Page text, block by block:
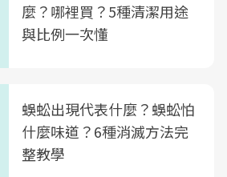
麼？哪裡買？5種清潔用途
與比例一次懂
蜈蚣出現代表什麼？蜈蚣怕
什麼味道？6種消滅方法完
整教學